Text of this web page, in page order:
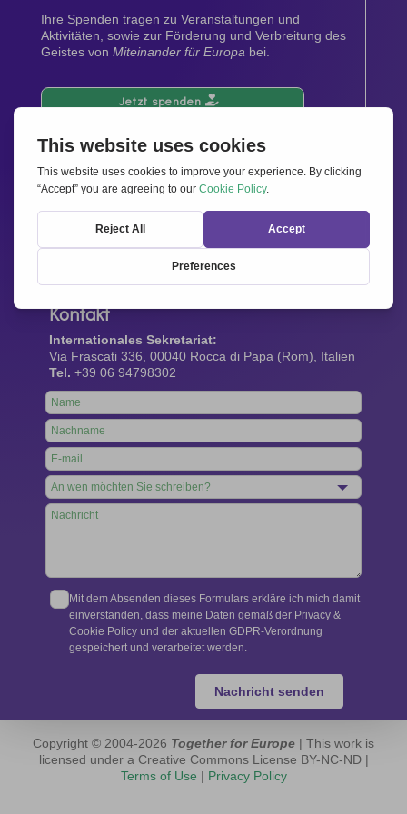
Ihre Spenden tragen zu Veranstaltungen und
Aktivitäten, sowie zur Förderung und Verbreitung des
Geistes von Miteinander für Europa bei.
Jetzt spenden
Newsletter
Bleiben Sie auf dem Laufenden mit den neuesten
Infos aus unserem Netzwerk.
Gleich abonnieren
Kontakt
Internationales Sekretariat:
Via Frascati 336, 00040 Rocca di Papa (Rom), Italien
Tel. +39 06 94798302
Leave
this
field
blank
Mit dem Absenden dieses Formulars erkläre ich mich damit
einverstanden, dass meine Daten gemäß der Privacy &
Cookie Policy und der aktuellen GDPR-Verordnung
gespeichert und verarbeitet werden.
Nachricht senden
Copyright © 2004-2026 Together for Europe | This work is
licensed under a Creative Commons License BY-NC-ND |
Terms of Use | Privacy Policy